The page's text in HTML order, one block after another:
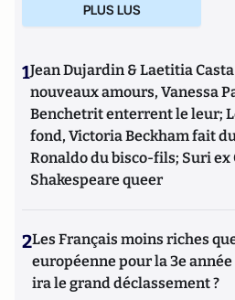
PLUS LUS
1Jean Dujardin & Laetitia
nouveaux amours, Vanessa
Benchetrit enterrent le leur;
fond, Victoria Beckham fait
Ronaldo du bisco-fils; Suri ex
Shakespeare queer
2Les Français moins riches
européenne pour la 3e
ira le grand déclassement ?